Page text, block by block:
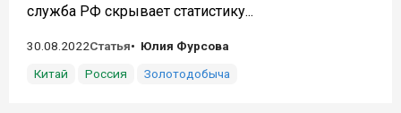
служба РФ скрывает статистику...
30.08.2022Статья
Юлия Фурсова
Китай
Россия Золотодобыча